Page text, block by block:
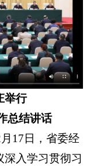
举行
总结讲话
17日，省委经
入学习贯彻习